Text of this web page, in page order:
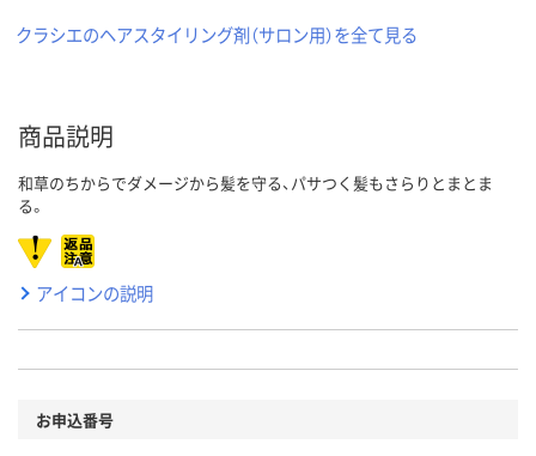
クラシエのヘアスタイリング剤（サロン用）を全て見る
商品説明
和草のちからでダメージから髪を守る、パサつく髪もさらりとまとま
る。
アイコンの説明
お申込番号